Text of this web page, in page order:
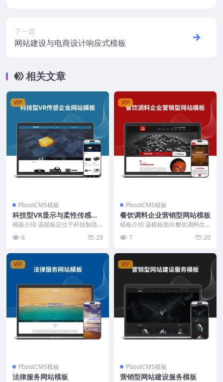
下一篇
网站建设与电商设计响应式模板
相关文章
VIP
PbootCMS模板
科技型VR显示与柔性传感设
备企业网站模板
模板介绍 该模板定位于科技制造
色为主色调，营造专业...
6 20
VIP
PbootCMS模板
餐饮调料企业营销型网站模板
模板介绍 该模板面向餐饮调料生
时咨询热线，强化客...
7 20
VIP
PbootCMS模板
法律服务网站模板
VIP
PbootCMS模板
营销型网站建设服务模板